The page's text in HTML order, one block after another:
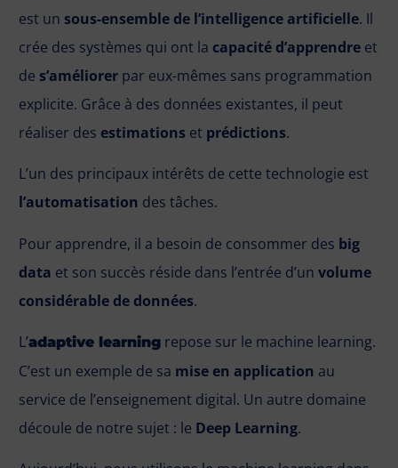
est un sous-ensemble de l’intelligence artificielle. Il
crée des systèmes qui ont la capacité d’apprendre et
de s’améliorer par eux-mêmes sans programmation
explicite. Grâce à des données existantes, il peut
réaliser des estimations et prédictions.
L’un des principaux intérêts de cette technologie est
l’automatisation des tâches.
Pour apprendre, il a besoin de consommer des big
data et son succès réside dans l’entrée d’un volume
considérable de données.
L’adaptive learning repose sur le machine learning.
C’est un exemple de sa mise en application au
service de l’enseignement digital. Un autre domaine
découle de notre sujet : le Deep Learning.